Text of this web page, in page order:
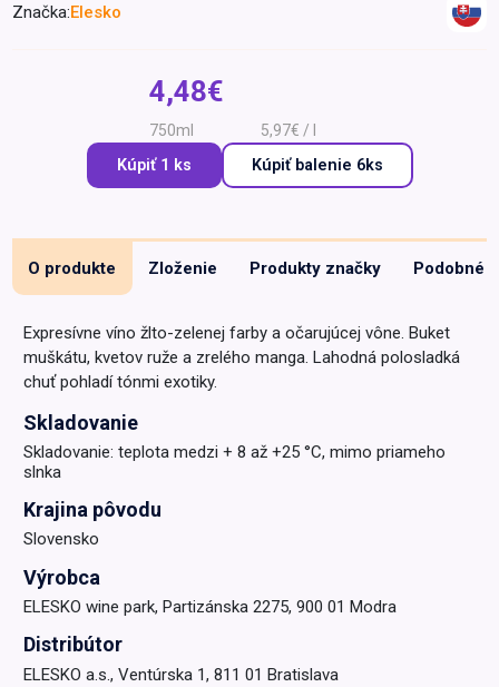
Drogéria a kozmetika
Domácnosť a kancelária
Značka:Elesko
4,48€
750ml 5,97€ / l
Kúpiť 1 ks Kúpiťbalenie 6ks
O produkte Zloženie Produkty značky Podobné
Expresívne víno žlto-zelenej farby a očarujúcej vône. Buket
muškátu, kvetov ruže a zrelého manga. Lahodná polosladká
chuť pohladí tónmi exotiky.
Skladovanie
Skladovanie: teplota medzi + 8 až +25 °C, mimo priameho
slnka
Krajina pôvodu
Slovensko
Výrobca
ELESKO wine park, Partizánska 2275, 900 01 Modra
Distribútor
ELESKO a.s., Ventúrska 1, 811 01 Bratislava